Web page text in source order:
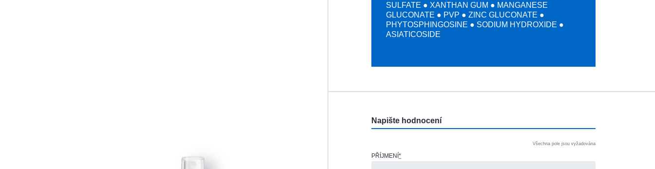
SULFATE ● XANTHAN GUM ● MANGANESE
GLUCONATE ● PVP ● ZINC GLUCONATE ●
PHYTOSPHINGOSINE ● SODIUM HYDROXIDE ●
ASIATICOSIDE
Napište hodnocení
Všechna pole jsou vyžadována
PŘÍJMENÍ*